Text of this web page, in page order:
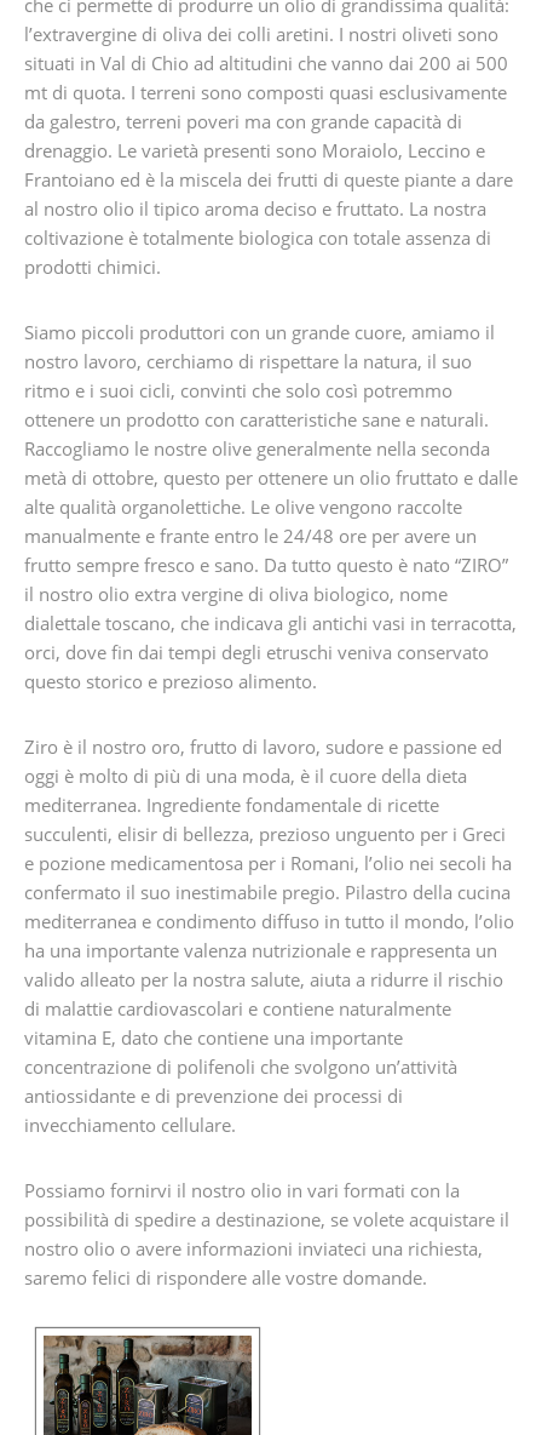
che ci permette di produrre un olio di grandissima qualità:
l’extravergine di oliva dei colli aretini. I nostri oliveti sono
situati in Val di Chio ad altitudini che vanno dai 200 ai 500
mt di quota. I terreni sono composti quasi esclusivamente
da galestro, terreni poveri ma con grande capacità di
drenaggio. Le varietà presenti sono Moraiolo, Leccino e
Frantoiano ed è la miscela dei frutti di queste piante a dare
al nostro olio il tipico aroma deciso e fruttato. La nostra
coltivazione è totalmente biologica con totale assenza di
prodotti chimici.
Siamo piccoli produttori con un grande cuore, amiamo il
nostro lavoro, cerchiamo di rispettare la natura, il suo
ritmo e i suoi cicli, convinti che solo così potremmo
ottenere un prodotto con caratteristiche sane e naturali.
Raccogliamo le nostre olive generalmente nella seconda
metà di ottobre, questo per ottenere un olio fruttato e dalle
alte qualità organolettiche. Le olive vengono raccolte
manualmente e frante entro le 24/48 ore per avere un
frutto sempre fresco e sano. Da tutto questo è nato “ZIRO”
il nostro olio extra vergine di oliva biologico, nome
dialettale toscano, che indicava gli antichi vasi in terracotta,
orci, dove fin dai tempi degli etruschi veniva conservato
questo storico e prezioso alimento.
Ziro è il nostro oro, frutto di lavoro, sudore e passione ed
oggi è molto di più di una moda, è il cuore della dieta
mediterranea. Ingrediente fondamentale di ricette
succulenti, elisir di bellezza, prezioso unguento per i Greci
e pozione medicamentosa per i Romani, l’olio nei secoli ha
confermato il suo inestimabile pregio. Pilastro della cucina
mediterranea e condimento diffuso in tutto il mondo, l’olio
ha una importante valenza nutrizionale e rappresenta un
valido alleato per la nostra salute, aiuta a ridurre il rischio
di malattie cardiovascolari e contiene naturalmente
vitamina E, dato che contiene una importante
concentrazione di polifenoli che svolgono un’attività
antiossidante e di prevenzione dei processi di
invecchiamento cellulare.
Possiamo fornirvi il nostro olio in vari formati con la
possibilità di spedire a destinazione, se volete acquistare il
nostro olio o avere informazioni inviateci una richiesta,
saremo felici di rispondere alle vostre domande.